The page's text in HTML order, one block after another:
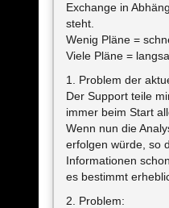
Exchange in
steht.
Wenig Pläne =
Viele Pläne =
1. Problem der
Der Support teile
immer beim Start
Wenn nun die
erfolgen würde, so
Informationen
es bestimmt
2. Problem: